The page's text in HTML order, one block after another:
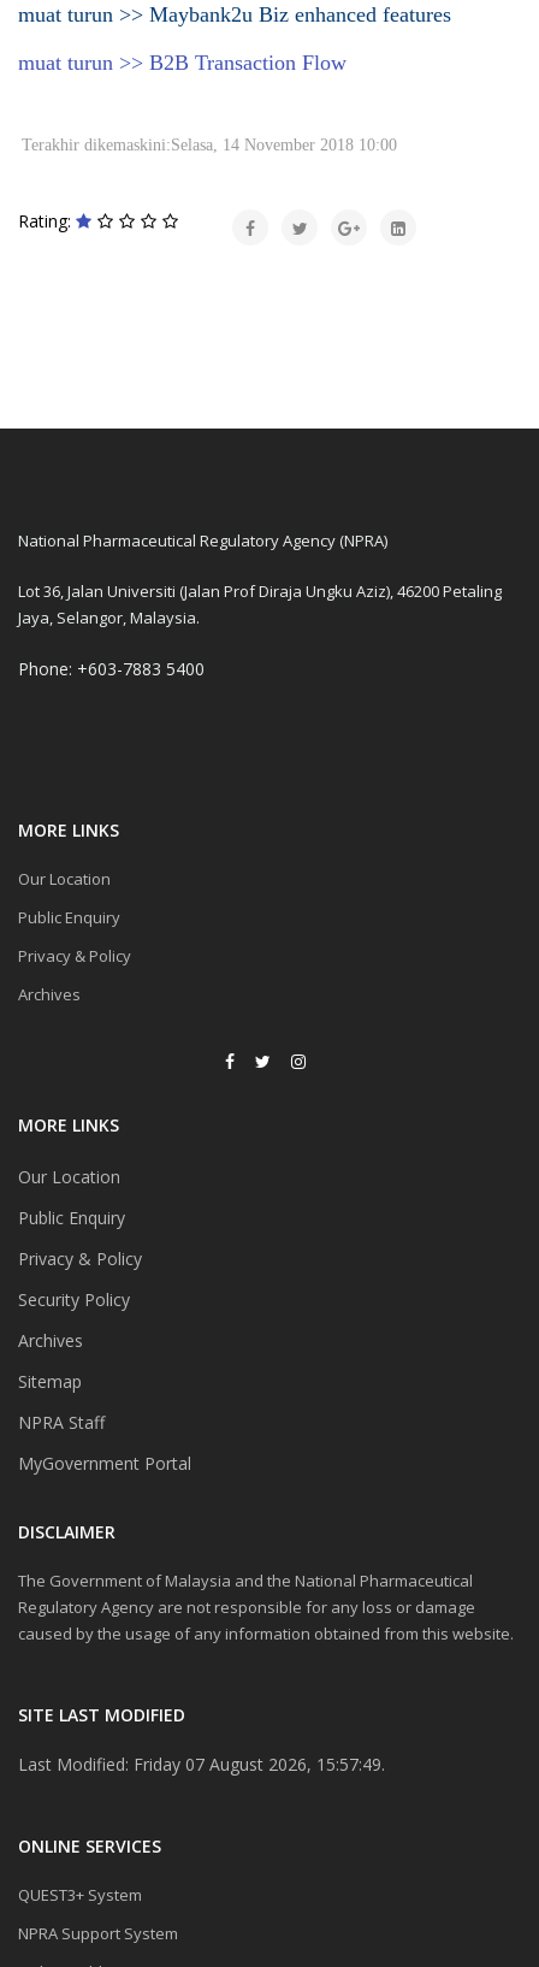
muat turun >> Maybank2u Biz enhanced features
muat turun >> B2B Transaction Flow
Terakhir dikemaskini:Selasa, 14 November 2018 10:00
Rating:
National Pharmaceutical Regulatory Agency (NPRA)
Lot 36, Jalan Universiti (Jalan Prof Diraja Ungku Aziz), 46200 Petaling
Jaya, Selangor, Malaysia.
Phone: +603-7883 5400
MORE LINKS
Our Location
Public Enquiry
Privacy & Policy
Archives
MORE LINKS
Our Location
Public Enquiry
Privacy & Policy
Security Policy
Archives
Sitemap
NPRA Staff
MyGovernment Portal
DISCLAIMER
The Government of Malaysia and the National Pharmaceutical
Regulatory Agency are not responsible for any loss or damage
caused by the usage of any information obtained from this website.
SITE LAST MODIFIED
Last Modified: Friday 07 August 2026, 15:57:49.
ONLINE SERVICES
QUEST3+ System
NPRA Support System